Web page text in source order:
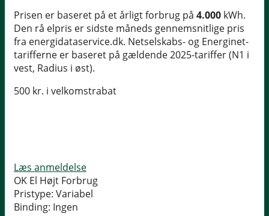
Prisen er baseret på et årligt forbrug på 4.000 kWh.
Den rå elpris er sidste måneds gennemsnitlige pris
fra energidataservice.dk. Netselskabs- og Energinet-
tarifferne er baseret på gældende 2025-tariffer (N1 i
vest, Radius i øst).
500 kr. i velkomstrabat
Læs anmeldelse
OK El Højt Forbrug
Pristype: Variabel
Binding: Ingen